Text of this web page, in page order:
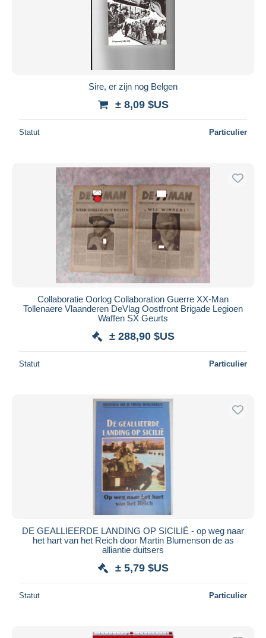
Sire, er zijn nog Belgen
± 8,09 $US
Statut Particulier
Collaboratie Oorlog Collaboration Guerre XX-Man
Tollenaere Vlaanderen DeVlag Oostfront Brigade Legioen
Waffen SX Geurts
± 288,90 $US
Statut Particulier
DE GEALLIEERDE LANDING OP SICILIË - op weg naar
het hart van het Reich door Martin Blumenson de as
alliantie duitsers
± 5,79 $US
Statut Particulier